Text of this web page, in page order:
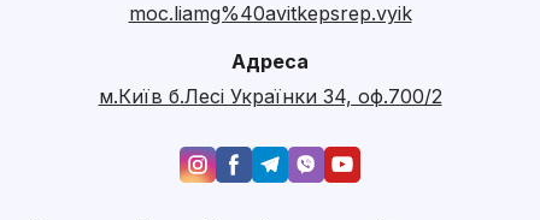
moc.liamg%40avitkepsrep.vyik
Адреса
м.Київ б.Лесі Українки 34, оф.700/2